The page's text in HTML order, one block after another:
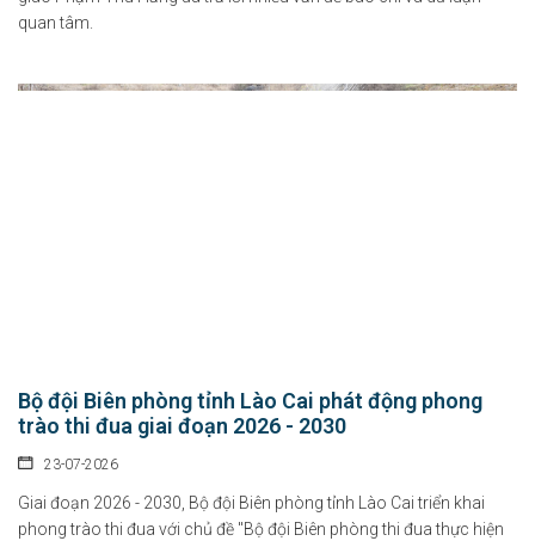
quan tâm.
Bộ đội Biên phòng tỉnh Lào Cai phát động phong
trào thi đua giai đoạn 2026 - 2030
23-07-2026
Giai đoạn 2026 - 2030, Bộ đội Biên phòng tỉnh Lào Cai triển khai
phong trào thi đua với chủ đề "Bộ đội Biên phòng thi đua thực hiện